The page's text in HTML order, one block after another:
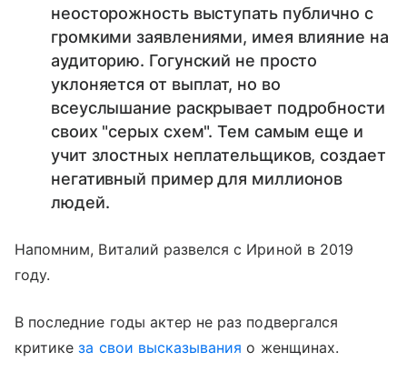
неосторожность выступать публично с
громкими заявлениями, имея влияние на
аудиторию. Гогунский не просто
уклоняется от выплат, но во
всеуслышание раскрывает подробности
своих "серых схем". Тем самым еще и
учит злостных неплательщиков, создает
негативный пример для миллионов
людей.
Напомним, Виталий развелся с Ириной в 2019
году.
В последние годы актер не раз подвергался
критикеза свои высказывания о женщинах.